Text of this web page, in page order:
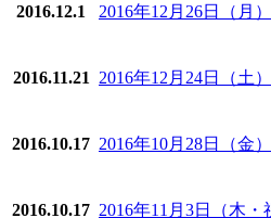
2016.12.1 2016年12月26日（月
2016.11.21 2016年12月24日（土
2016.10.17 2016年10月28日（金
2016.10.17 2016年11月3日（木